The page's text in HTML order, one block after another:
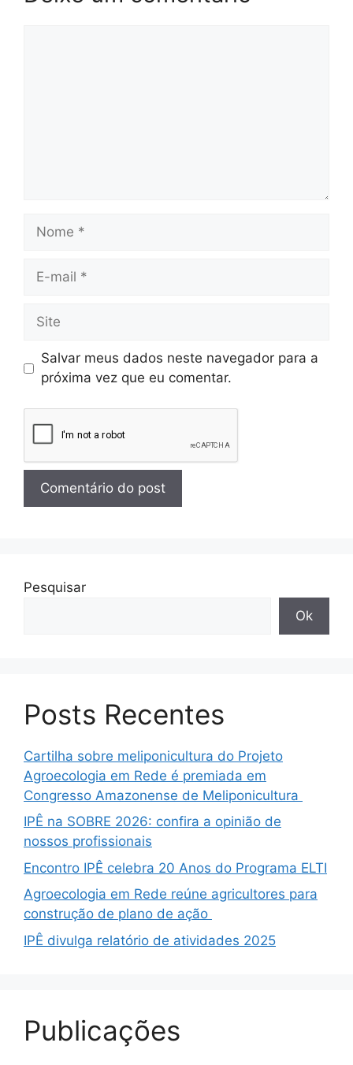
Salvar meus dados neste navegador para a
próxima vez que eu comentar.
Pesquisar
Ok
Posts Recentes
Cartilha sobre meliponicultura do Projeto
Agroecologia em Rede é premiada em
Congresso Amazonense de Meliponicultura
IPÊ na SOBRE 2026: confira a opinião de
nossos profissionais
Encontro IPÊ celebra 20 Anos do Programa ELTI
Agroecologia em Rede reúne agricultores para
construção de plano de ação
IPÊ divulga relatório de atividades 2025
Publicações